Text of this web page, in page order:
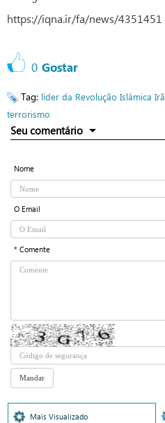
https://iqna.ir/fa/news/4351451
0 Gostar
Tag: líder da Revolução Islâmica Irã
terrorismo
Seu comentário
Nome
O Email
* Comente
Mais Visualizado